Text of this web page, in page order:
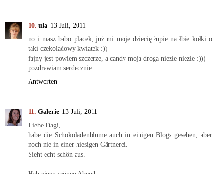
ula 13 Juli, 2011
no i masz babo placek, już mi moje dziecię łupie na łbie kołki o
taki czekoladowy kwiatek :))
fajny jest powiem szczerze, a candy moja droga niezłe niezłe :)))
pozdrawiam serdecznie
Antworten
Galerie 13 Juli, 2011
Liebe Dagi,
habe die Schokoladenblume auch in einigen Blogs gesehen, aber
noch nie in einer hiesigen Gärtnerei.
Sieht echt schön aus.